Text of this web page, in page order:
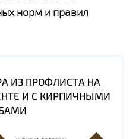
норм и правил
ИЗ ПРОФЛИСТА НА
И С КИРПИЧНЫМИ